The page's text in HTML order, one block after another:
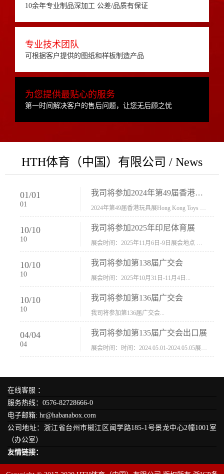
10余年专业制品深加工 公差/品质有保证
专业技术团队
可根据客户提供的图纸和样板制造产品
为您提供最贴心的服务
第一时间解决客户的售后问题，让您无后顾之忧
HTH体育（中国）有限公司 / News
01/01
01
我司将参加2024年第49届香港玩具展Hong Kong Toys & Games Fair 欢迎新···
10/10
10
我司将参加2025年印尼体育展
10/10
10
我司将参加第138届广交会
展会时间：2025年10月31日-11月4日...
10/10
10
我司将参加第136届广交会
我司将参加第136届广交会...
04/04
04
我司将参加第135届广交会出口展
展会时间：时间：2024.05.01-2024.05.05展会地址：中国进出口商品交易会展馆福建康莱宝公司展位号12.1G37-38、H11-12，浙江康莱宝展位号17.1B23-24、C19-20...
在线客服 ：
服务热线：0576-82728666-0
电子邮箱: hr@habanabox.com
公司地址：浙江省台州市椒江区闻学路185-1号景龙中心2幢1001室
（办公室）
友情链接：